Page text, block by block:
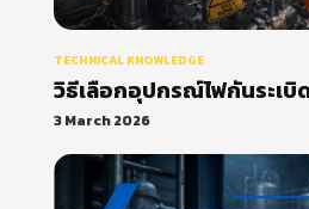
TECHNICAL KNOWLEDGE
วิธีเลือกอุปกรณ์ไฟกันระเบิ
3 March 2026